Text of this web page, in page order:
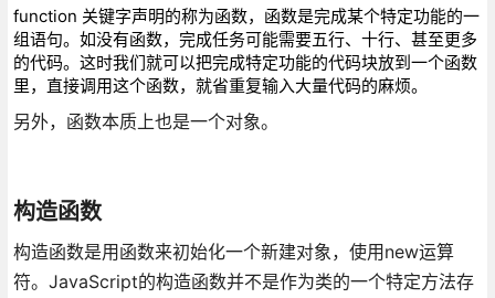
function 关键字声明的称为函数，函数是完成某个特定功能的一
组语句。如没有函数，完成任务可能需要五行、十行、甚至更多
的代码。这时我们就可以把完成特定功能的代码块放到一个函数
里，直接调用这个函数，就省重复输入大量代码的麻烦。
另外，函数本质上也是一个对象。
构造函数
构造函数是用函数来初始化一个新建对象，使用new运算
符。JavaScript的构造函数并不是作为类的一个特定方法存